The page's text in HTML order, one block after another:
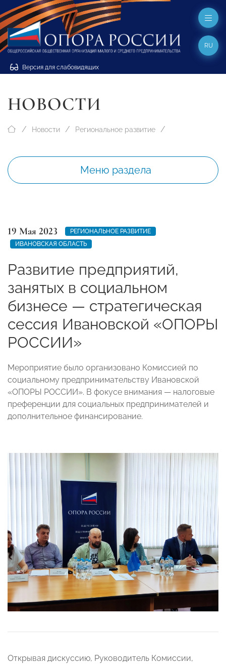
Версия для слабовидящих
RU
НОВОСТИ
Новости Региональное развитие
Меню раздела
19 Мая 2023
РЕГИОНАЛЬНОЕ РАЗВИТИЕ
ИВАНОВСКАЯ ОБЛАСТЬ
Развитие предприятий,
занятых в социальном
бизнесе — стратегическая
сессия Ивановской «ОПОРЫ
РОССИИ»
Мероприятие было организовано Комиссией по
социальному предпринимательству Ивановской
«ОПОРЫ РОССИИ». В фокусе внимания — налоговые
преференции для социальных предпринимателей и
дополнительное финансирование.
Открывая дискуссию, Руководитель Комиссии,